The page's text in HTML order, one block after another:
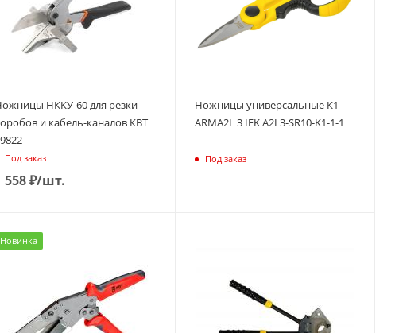
НККУ-60 для резки
и кабель-каналов КВТ
Под заказ
558₽/шт.
Ножницы универсальные К1
ARMA2L 3 IEK A2L3-SR10-K1-1-1
Под заказ
Новинка